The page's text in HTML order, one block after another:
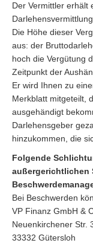
Der Vermittler erhält
Die Höhe dieser
aus: der
hoch die Vergütung
Zeitpunkt der
Er wird Ihnen zu
Merkblatt mitgeteilt,
ausgehändigt
Darlehensgeber
hinzukommen, die
Folgende
außergerichtlichen
Bei Beschwerden
VP Finanz GmbH &
Neuenkirchener Str.
33332 Gütersloh